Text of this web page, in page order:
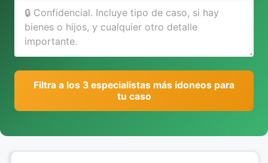
Filtra a los 3 especialistas más idoneos para
tu caso